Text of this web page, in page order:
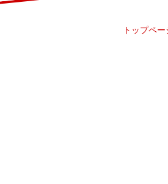
トップペー